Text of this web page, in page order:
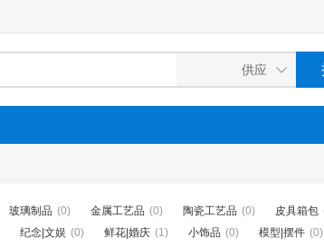
玻璃制品 (0) 金属工艺品 (0) 陶瓷工艺品 (0) 皮具箱包
纪念|文娱 (0) 鲜花|婚庆 (1) 小饰品 (0) 模型|摆件 (0)